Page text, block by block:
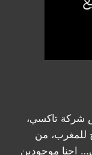
شركة تاكسي،
للمغرب، من
احنا موجودين